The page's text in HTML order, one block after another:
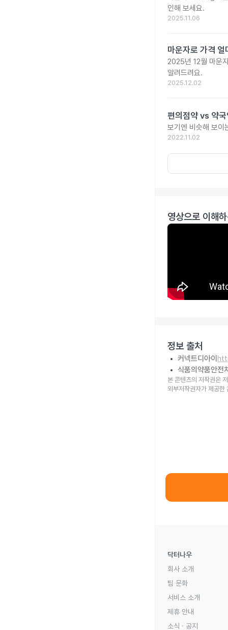
인해 보세요.
2025.11.06
마운자로 가격
2025년 12월 마운
알려드려요.
2025.12.02
편의점약 vs 약
보기엔 비슷해 보이
2022.11.02
영상으로 이해
정보 출처
커넥트디아이
식품의약품안전
본 콘텐츠의 저작권은
외부저작권자가 제공한
닥터나우
회사 소개
팀 문화
서비스 소개
제휴 안내
소식 · 공지